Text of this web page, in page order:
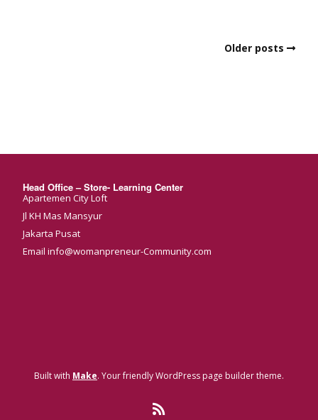
Older posts
Head Office – Store- Learning Center
Apartemen City Loft
Jl KH Mas Mansyur
Jakarta Pusat
Email info@womanpreneur-Community.com
Built with Make. Your friendly WordPress page builder theme.